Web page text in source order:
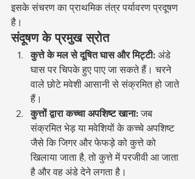
इसके संचरण का प्राथमिक तंत्र पर्यावरण प्रदूषण
है।
संदूषण के प्रमुख स्रोत
कुत्ते के मल से दूषित घास और मिट्टी: अंडे
घास पर चिपके हुए पाए जा सकते हैं। चरने
वाले छोटे मवेशी आसानी से संक्रमित हो जाते
हैं।
कुत्तों द्वारा कच्चा अपशिष्ट खाना: जब
संक्रमित भेड़ या मवेशियों के कच्चे अपशिष्ट
जैसे कि जिगर और फेफड़े को कुत्ते को
खिलाया जाता है, तो कुत्ते में परजीवी आ जाता
है और वह अंडे देने लगता है।